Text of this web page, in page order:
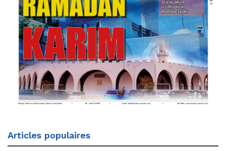
Articles populaires